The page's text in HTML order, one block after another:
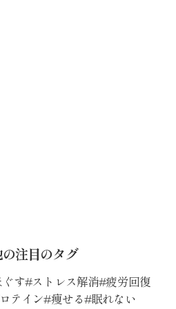
注目のタグ
す ストレス解消 疲労回復
テイン 痩せる 眠れない